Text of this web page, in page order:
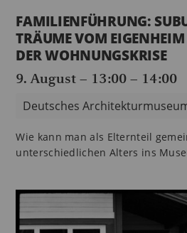
FAMILIENFÜHRUNG:
TRÄUME VOM EIGENHEIM
DER WOHNUNGSKRISE
9. August – 13:00– 14:00
Deutsches
Wie kann man als Elternteil
unterschiedlichen Alters ins